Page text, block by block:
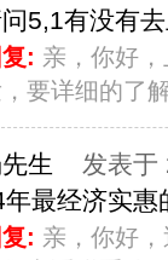
5,1有没有
复: 亲，你好
要详细的了
先生 发表于
年最经济实惠
复: 亲，你好